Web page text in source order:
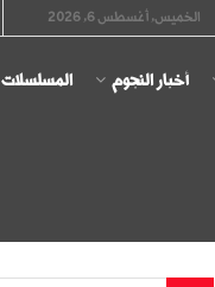
الخميس, أغسطس 6, 2026
أخبار النجوم المسلسلات